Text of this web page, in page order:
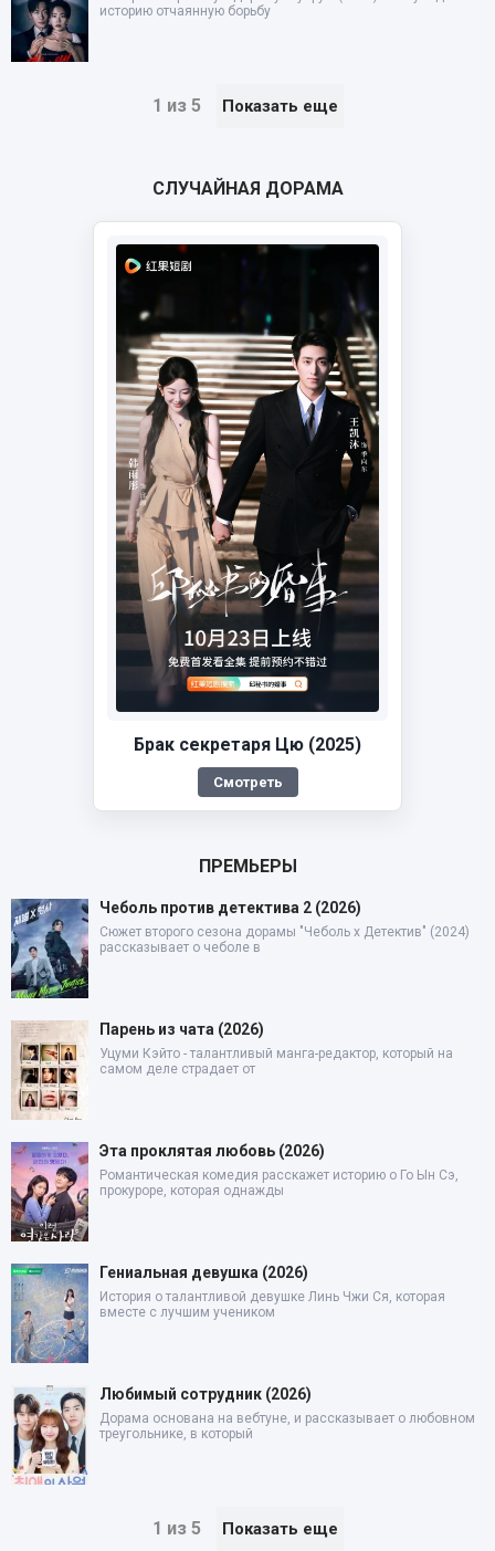
историю отчаянную борьбу
1 из 5 Показать еще
СЛУЧАЙНАЯ ДОРАМА
Брак секретаря Цю (2025)
Смотреть
ПРЕМЬЕРЫ
Чеболь против детектива 2 (2026)
Сюжет второго сезона дорамы "Чеболь x Детектив" (2024)
рассказывает о чеболе в
Парень из чата (2026)
Уцуми Кэйто - талантливый манга-редактор, который на
самом деле страдает от
Эта проклятая любовь (2026)
Романтическая комедия расскажет историю о Го Ын Сэ,
прокуроре, которая однажды
Гениальная девушка (2026)
История о талантливой девушке Линь Чжи Ся, которая
вместе с лучшим учеником
Любимый сотрудник (2026)
Дорама основана на вебтуне, и рассказывает о любовном
треугольнике, в который
1 из 5 Показать еще